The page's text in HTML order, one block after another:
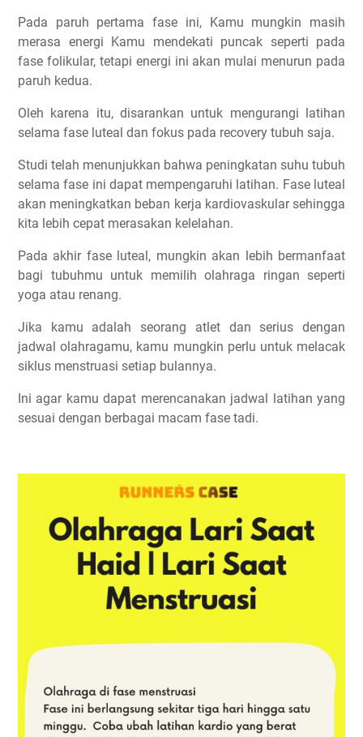
Pada paruh pertama fase ini, Kamu mungkin masih
merasa energi Kamu mendekati puncak seperti pada
fase folikular, tetapi energi ini akan mulai menurun pada
paruh kedua.
Oleh karena itu, disarankan untuk mengurangi latihan
selama fase luteal dan fokus pada recovery tubuh saja.
Studi telah menunjukkan bahwa peningkatan suhu tubuh
selama fase ini dapat mempengaruhi latihan. Fase luteal
akan meningkatkan beban kerja kardiovaskular sehingga
kita lebih cepat merasakan kelelahan.
Pada akhir fase luteal, mungkin akan lebih bermanfaat
bagi tubuhmu untuk memilih olahraga ringan seperti
yoga atau renang.
Jika kamu adalah seorang atlet dan serius dengan
jadwal olahragamu, kamu mungkin perlu untuk melacak
siklus menstruasi setiap bulannya.
Ini agar kamu dapat merencanakan jadwal latihan yang
sesuai dengan berbagai macam fase tadi.